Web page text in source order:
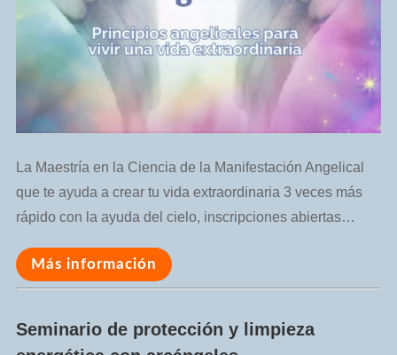
La Maestría en la Ciencia de la Manifestación Angelical
que te ayuda a crear tu vida extraordinaria 3 veces más
rápido con la ayuda del cielo, inscripciones abiertas…
Más información
Seminario de protección y limpieza